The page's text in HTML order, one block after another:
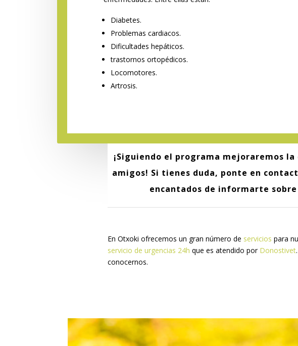
Diabetes.
Problemas cardiacos.
Dificultades hepáticos.
trastornos ortopédicos.
Locomotores.
Artrosis.
¡Siguiendo el programa mejoraremos
amigos! Si tienes duda, ponte en
encantados de informarte
En Otxoki ofrecemos un gran número de servicios para
servicio de urgencias 24h que es atendido por Donostivet
conocernos.